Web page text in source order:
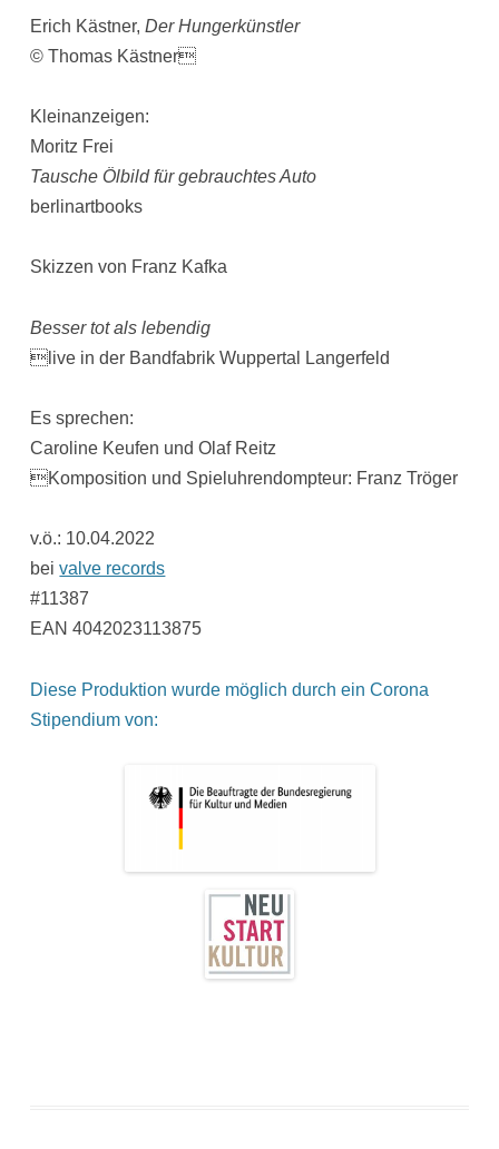
Erich Kästner,Der Hungerkünstler
© Thomas Kästner
Kleinanzeigen:
Moritz Frei
Tausche Ölbild für gebrauchtes Auto
berlinartbooks
Skizzen von Franz Kafka
Besser tot als lebendig
live in der Bandfabrik Wuppertal Langerfeld
Es sprechen:
Caroline Keufen und Olaf Reitz
Komposition und Spieluhrendompteur: Franz Tröger
v.ö.: 10.04.2022
beivalve records
#11387
EAN 4042023113875
Diese Produktion wurde möglich durch ein Corona
Stipendium von: